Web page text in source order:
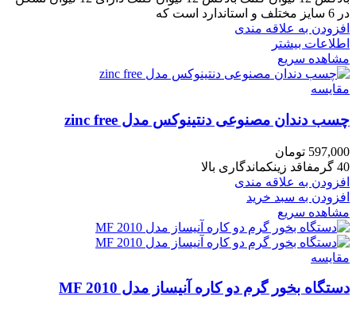
در 6 سایز مختلف و استاندارد است که
افزودن به علاقه مندی
اطلاعات بیشتر
مشاهده سریع
مقایسه
چسب دندان مصنوعی دنتینوکس مدل zinc free
597,000 تومان
40 گرمفاقد زینکماندگاری بالا
افزودن به علاقه مندی
افزودن به سبد خرید
مشاهده سریع
مقایسه
دستگاه بخور گرم دو کاره آنیساز مدل MF 2010